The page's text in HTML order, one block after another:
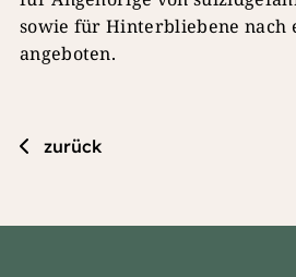
sowie für Hinterbliebene nach
angeboten.
zurück